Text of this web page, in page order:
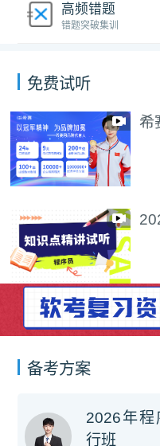
高频错题
错题突破集训
免费试听
试听
试听
试听
备考方案
2026年
行班